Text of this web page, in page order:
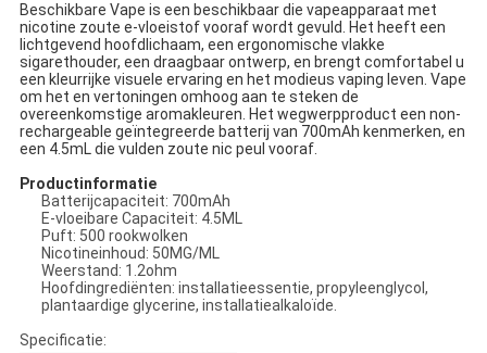
Beschikbare Vape is een beschikbaar die vapeapparaat met
nicotine zoute e-vloeistof vooraf wordt gevuld. Het heeft een
lichtgevend hoofdlichaam, een ergonomische vlakke
sigarethouder, een draagbaar ontwerp, en brengt comfortabel u
een kleurrijke visuele ervaring en het modieus vaping leven. Vape
om het en vertoningen omhoog aan te steken de
overeenkomstige aromakleuren. Het wegwerpproduct een non-
rechargeable geïntegreerde batterij van 700mAh kenmerken, en
een 4.5mL die vulden zoute nic peul vooraf.
Productinformatie
Batterijcapaciteit: 700mAh
E-vloeibare Capaciteit: 4.5ML
Puft: 500 rookwolken
Nicotineinhoud: 50MG/ML
Weerstand: 1.2ohm
Hoofdingrediënten: installatieessentie, propyleenglycol,
plantaardige glycerine, installatiealkaloïde.
Specificatie: